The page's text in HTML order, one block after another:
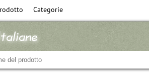
Categorie